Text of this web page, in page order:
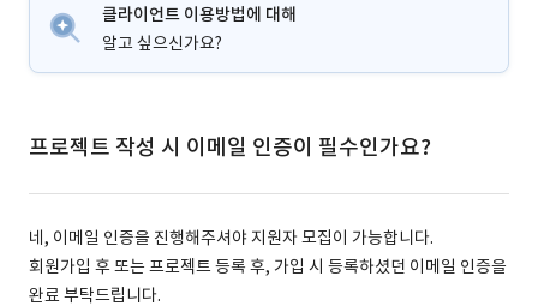
클라이언트 이용방법에 대해
알고 싶으신가요?
프로젝트 작성 시 이메일 인증이 필수인가요?
네, 이메일 인증을 진행해주셔야 지원자 모집이 가능합니다.
회원가입 후 또는 프로젝트 등록 후, 가입 시 등록하셨던 이메일 인증을
완료 부탁드립니다.